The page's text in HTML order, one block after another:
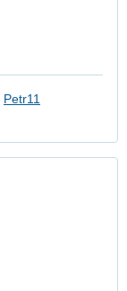
Petr11